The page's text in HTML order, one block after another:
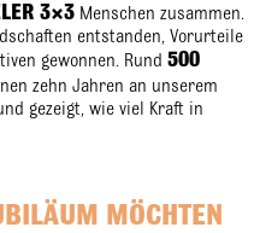
3×3 Menschen zusammen.
entstanden, Vorurteile
gewonnen. Rund 500
zehn Jahren an unserem
gezeigt, wie viel Kraft in
MÖCHTEN